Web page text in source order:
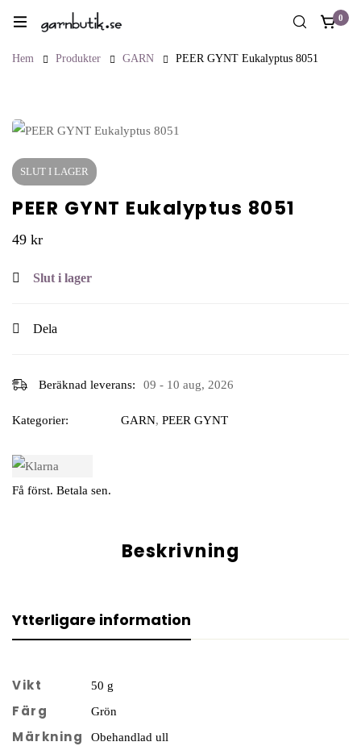
0
Hem Produkter GARN PEER GYNT Eukalyptus 8051
SLUT I LAGER
PEER GYNT Eukalyptus 8051
49 kr
Slut i lager
Dela
Beräknad leverans: 09 - 10 aug, 2026
Kategorier: GARN, PEER GYNT
Få först. Betala sen.
Beskrivning
Ytterligare information
Vikt 50 g
Färg Grön
Märkning Obehandlad ull